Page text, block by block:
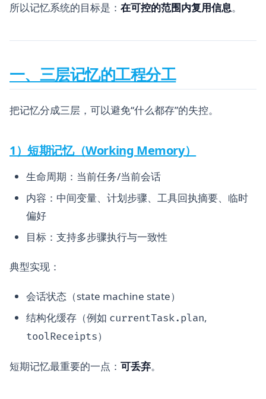
所以记忆系统的目标是： 在可控的范围内复用信息。
一、三层记忆的工程分工
把记忆分成三层，可以避免“什么都存”的失控。
1）短期记忆（Working Memory）
生命周期：当前任务/当前会话
内容：中间变量、计划步骤、工具回执摘要、临时
偏好
目标：支持多步骤执行与一致性
典型实现：
会话状态（state machine state）
结构化缓存（例如 currentTask.plan,
toolReceipts）
短期记忆最重要的一点： 可丢弃。